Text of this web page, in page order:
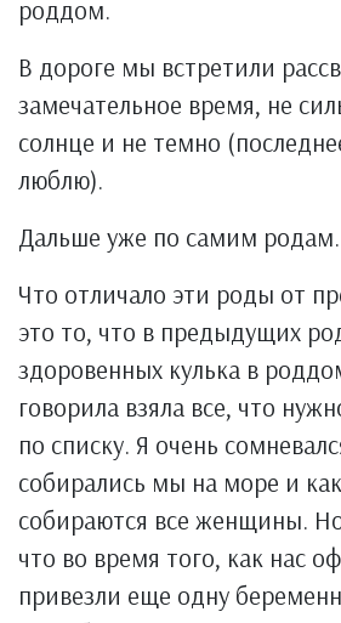
роддом.
В дороге мы встретили
замечательное время, не
солнце и не темно
люблю).
Дальше уже по самим родам.
Что отличало эти роды от
это то, что в предыдущих
здоровенных кулька в
говорила взяла все, что
по списку. Я очень
собирались мы на море и
собираются все женщины.
что во время того, как нас
привезли еще одну